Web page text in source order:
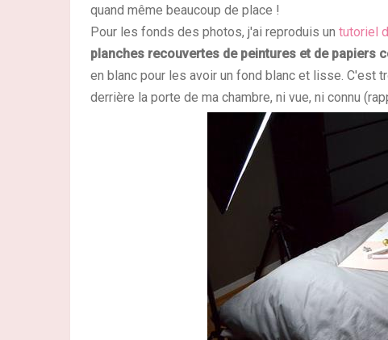
quand même beaucoup de place !
Pour les fonds des photos, j'ai reproduis un tutoriel
planches recouvertes de peintures et de papiers
en blanc pour les avoir un fond blanc et lisse. C'est
derrière la porte de ma chambre, ni vue, ni connu